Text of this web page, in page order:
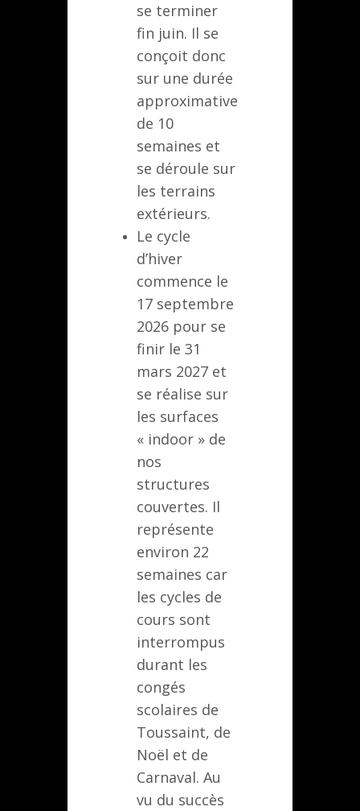
se terminer
fin juin. Il se
conçoit donc
sur une durée
approximative
de 10
semaines et
se déroule sur
les terrains
extérieurs.
Le cycle
d’hiver
commence le
17 septembre
2026 pour se
finir le 31
mars 2027 et
se réalise sur
les surfaces
« indoor » de
nos
structures
couvertes. Il
représente
environ 22
semaines car
les cycles de
cours sont
interrompus
durant les
congés
scolaires de
Toussaint, de
Noël et de
Carnaval. Au
vu du succès